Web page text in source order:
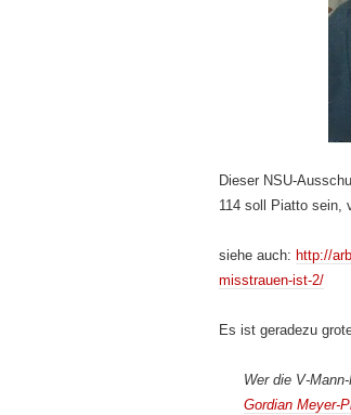
Dieser NSU-
114 soll Piatto sein,
siehe auch: http://
misstrauen-ist-2/
Es ist geradezu
Wer die V-
Gordian Meyer-